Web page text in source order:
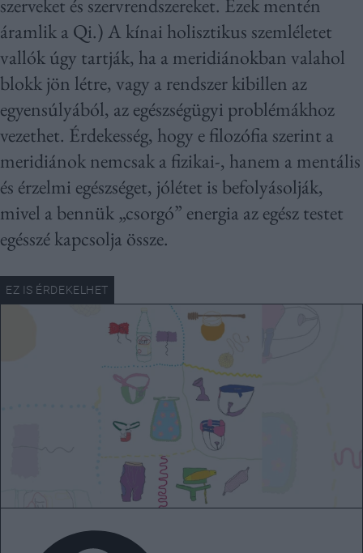
szerveket és szervrendszereket. Ezek mentén
áramlik a Qi.) A kínai holisztikus szemléletet
vallók úgy tartják, ha a meridiánokban valahol
blokk jön létre, vagy a rendszer kibillen az
egyensúlyából, az egészségügyi problémákhoz
vezethet. Érdekesség, hogy e filozófia szerint a
meridiánok nemcsak a fizikai-, hanem a mentális
és érzelmi egészséget, jólétet is befolyásolják,
mivel a bennük „csorgó” energia az egész testet
egésszé kapcsolja össze.